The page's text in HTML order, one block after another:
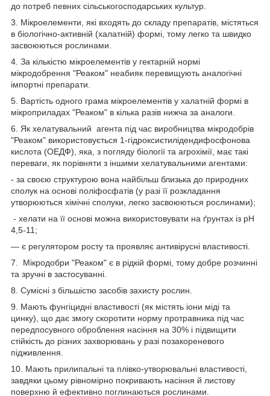
до потреб певних сільськогосподарських культур.
3. Мікроелементи, які входять до складу препаратів, містяться
в біологічно-активній (халатній) формі, тому легко та швидко
засвоюються рослинами.
4. За кількістю мікроелементів у гектарній нормі
мікродобрення "Реаком" неабияк перевищують аналогічні
імпортні препарати.
5. Вартість одного грама мікроелементів у халатній формі в
мікроприладах "Реаком" в кілька разів нижча за аналоги.
6. Як хелатувальний агента під час виробництва мікродобрів
"Реаком" використовується 1-гідроксиєтилідендифосфонова
кислота (ОЕДФ), яка, з погляду біології та агрохімії, має такі
переваги, як порівняти з іншими хелатувальними агентами:
- за своєю структурою вона найбільш близька до природних
сполук на основі поліфосфатів (у разі її розкладання
утворюються хімічні сполуки, легко засвоюються рослинами);
- хелати на її основі можна використовувати на ґрунтах із pH
4,5-11;
— є регулятором росту та проявляє антивірусні властивості.
7. Мікродобри "Реаком" є в рідкій формі, тому добре розчинні
та зручні в застосуванні.
8. Сумісні з більшістю засобів захисту рослин.
9. Мають фунгіцидні властивості (як містять іони міді та
цинку), що дає змогу скоротити норму протравника під час
передпосувного оброблення насіння на 30% і підвищити
стійкість до різних захворювань у разі позакореневого
підживлення.
10. Мають прилипальні та плівко-утворювальні властивості,
завдяки цьому рівномірно покривають насіння й листову
поверхню й ефективно поглинаються рослинами.